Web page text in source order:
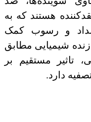
هستند که به
و رسوب کمک
شیمیایی مطابق
تاثیر مستقیم بر
دارد.